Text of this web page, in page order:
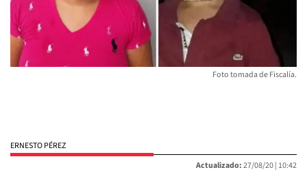
Foto tomada de Fiscalía.
ERNESTO PÉREZ
Actualizado:27/08/20 | 10:42